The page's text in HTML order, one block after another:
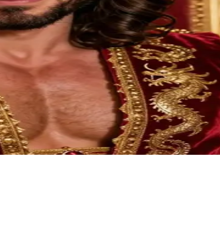
厅觐见。在那里，国王一边享受着饕餮盛宴，一